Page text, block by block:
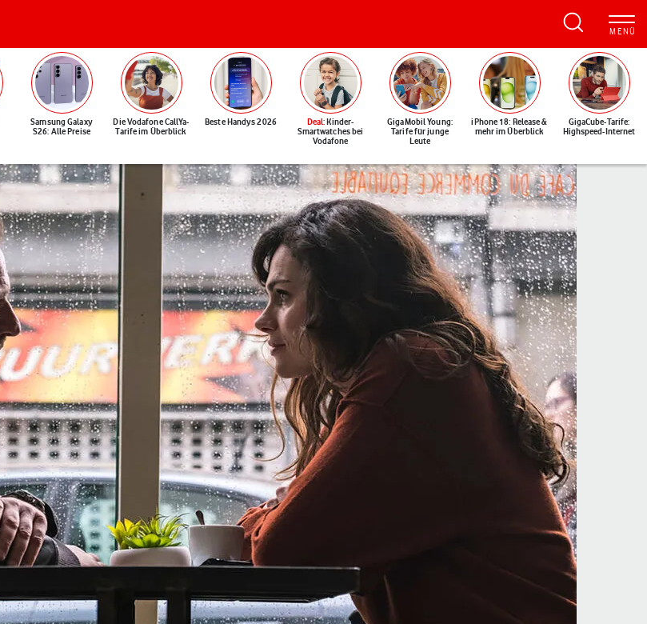
Samsung Galaxy
S26: Alle Preise
Die Vodafone CallYa-
Tarife im Überblick
Beste Handys 2026 Deal: Kinder-
Smartwatches bei
Vodafone
GigaMobil Young:
Tarife für junge
Leute
iPhone 18: Release &
mehr im Überblick
GigaCube-Tarife:
Highspeed-Internet